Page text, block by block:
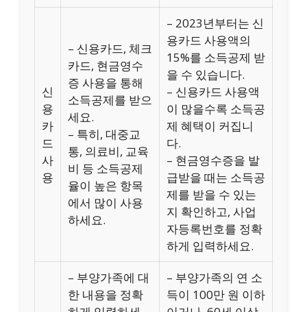
신
용
카
드
사
용
– 신용카드, 체크
카드, 현금영수
증 사용을 통해
소득공제를 받으
세요.
– 특히, 대중교
통, 의료비, 교육
비 등 소득공제
율이 높은 항목
에서 많이 사용
하세요.
– 2023년부터는 신
용카드 사용액의
15%를 소득공제 받
을 수 있습니다.
– 신용카드 사용액
이 많을수록 소득공
제 혜택이 커집니
다.
– 현금영수증을 발
급받을 때는 소득공
제를 받을 수 있는
지 확인하고, 사업
자등록번호를 정확
하게 입력하세요.
– 부양가족에 대
한 내용을 정확
– 부양가족의 연 소
득이 100만 원 이하